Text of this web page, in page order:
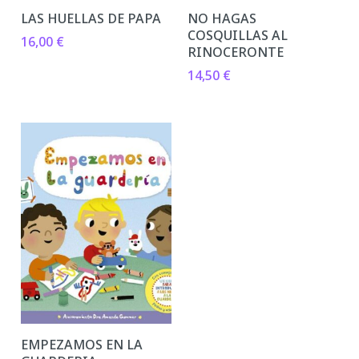
LAS HUELLAS DE PAPA
16,00 €
NO HAGAS
COSQUILLAS AL
RINOCERONTE
14,50 €
EMPEZAMOS EN LA